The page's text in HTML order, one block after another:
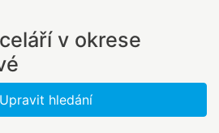
v okrese
Upravit hledání